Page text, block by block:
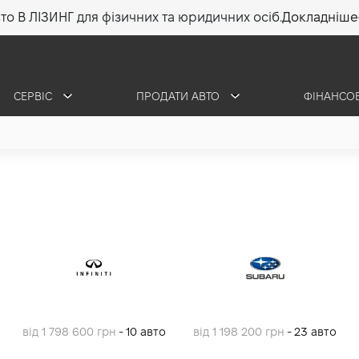
В ЛІЗИНГ для фізичних та юридичних осіб.Докладніше
СЕРВІС ПРОДАТИ АВТО
від 1 798 600 грн - 10 авто від 1 198 200 грн - 23 авто